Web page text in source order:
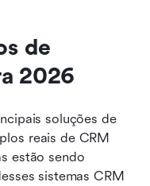
de
2026
soluções de
reais de CRM
estão sendo
sistemas CRM